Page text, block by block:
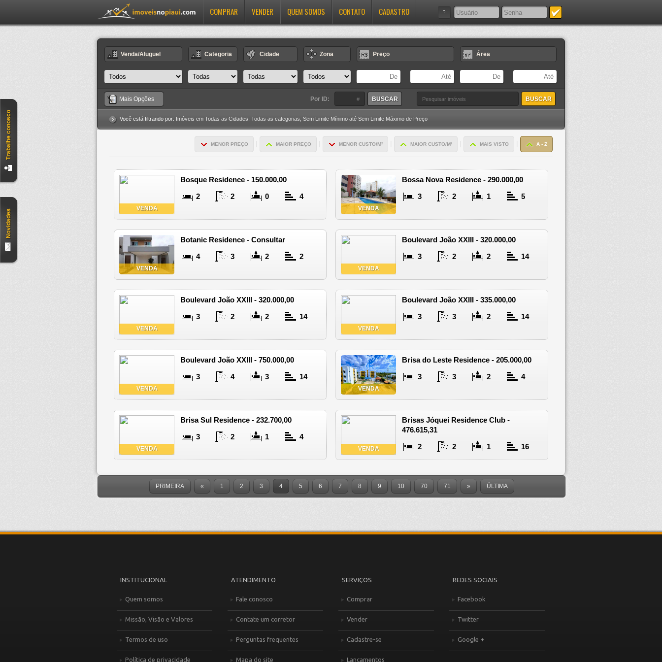
COMPRAR VENDER QUEM SOMOS CONTATO CADASTRO
Venda/Aluguel Categoria Cidade Zona Preço Área
Mais Opções Por ID:
Você está filtrando por: Imóveis em Todas as Cidades, Todas as categorias, Sem Limite Mínimo até Sem Limite Máximo de Preço
MENOR PREÇO MAIOR PREÇO MENOR CUSTO/M² MAIOR CUSTO/M² MAIS VISTO A - Z
VENDA
Bosque Residence - 150.000,00
2
2 0 4
VENDA
Bossa Nova Residence - 290.000,00
3
2 1 5
VENDA
Botanic Residence - Consultar
4
3 2 2
VENDA
Boulevard João XXIII - 320.000,00
3
2 2 14
VENDA
Boulevard João XXIII - 320.000,00
3
2 2 14
VENDA
Boulevard João XXIII - 335.000,00
3
3 2 14
VENDA
Boulevard João XXIII - 750.000,00
3
4 3 14
VENDA
Brisa do Leste Residence - 205.000,00
3
3 2 4
VENDA
Brisa Sul Residence - 232.700,00
3
2 1 4
VENDA
Brisas Jóquei Residence Club -
476.615,31
2
2 1 16
PRIMEIRA « 1 2 3 4 5 6 7 8 9 10 70 71 » ÚLTIMA
INSTITUCIONAL
Quem somos
Missão, Visão e Valores
Termos de uso
Política de privacidade
ATENDIMENTO
Fale conosco
Contate um corretor
Perguntas frequentes
Mapa do site
SERVIÇOS
Comprar
Vender
Cadastre-se
Lançamentos
REDES SOCIAIS
Facebook
Twitter
Google +